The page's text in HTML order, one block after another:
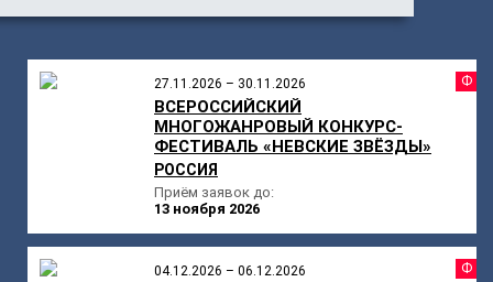
27.11.2026 – 30.11.2026
ВСЕРОССИЙСКИЙ
МНОГОЖАНРОВЫЙ КОНКУРС-
ФЕСТИВАЛЬ «НЕВСКИЕ ЗВЁЗДЫ»
РОССИЯ
Приём заявок до:
13 ноября 2026
04.12.2026 – 06.12.2026